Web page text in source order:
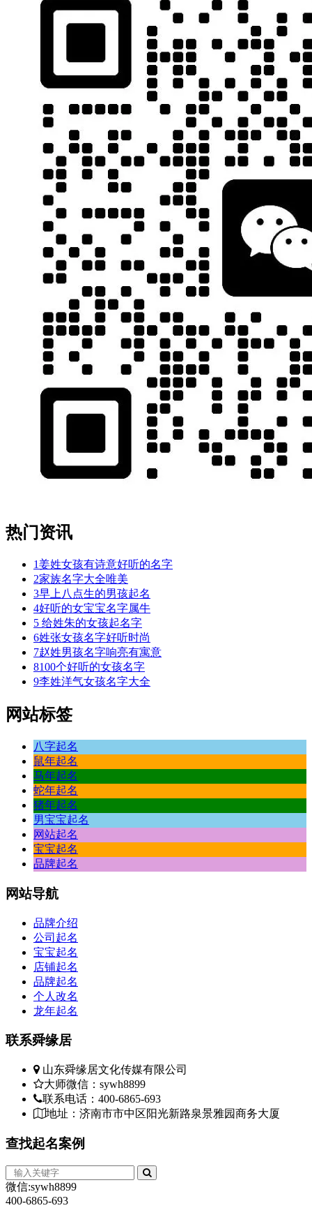
热门资讯
1姜姓女孩有诗意好听的名字
2家族名字大全唯美
3早上八点生的男孩起名
4好听的女宝宝名字属牛
5 给姓朱的女孩起名字
6姓张女孩名字好听时尚
7赵姓男孩名字响亮有寓意
8100个好听的女孩名字
9李姓洋气女孩名字大全
网站标签
八字起名
鼠年起名
马年起名
蛇年起名
猪年起名
男宝宝起名
网站起名
宝宝起名
品牌起名
网站导航
品牌介绍
公司起名
宝宝起名
店铺起名
品牌起名
个人改名
龙年起名
联系舜缘居
山东舜缘居文化传媒有限公司
大师微信：sywh8899
联系电话：400-6865-693
地址：济南市市中区阳光新路泉景雅园商务大厦
查找起名案例
微信:sywh8899
400-6865-693